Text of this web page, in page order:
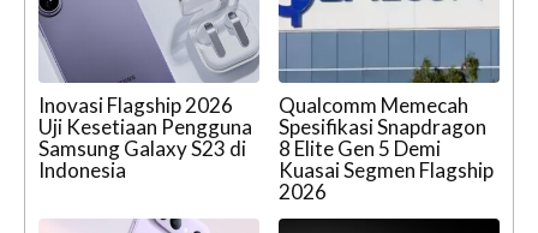
Inovasi Flagship 2026
Uji Kesetiaan Pengguna
Samsung Galaxy S23 di
Indonesia
Qualcomm Memecah
Spesifikasi Snapdragon
8 Elite Gen 5 Demi
Kuasai Segmen Flagship
2026